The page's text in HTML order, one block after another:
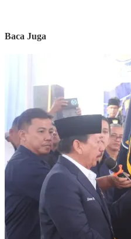
Baca Juga